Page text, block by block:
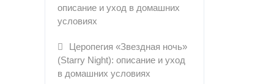
описание и уход в домашних
условиях
Церопегия «Звездная ночь»
(Starry Night): описание и уход
в домашних условиях